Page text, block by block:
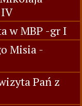
w MBP -gr I
Misia -
Pań z